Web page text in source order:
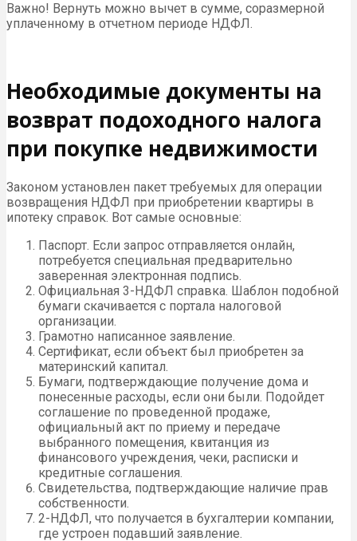
Важно! Вернуть можно вычет в сумме, соразмерной
уплаченному в отчетном периоде НДФЛ.
Необходимые документы на
возврат подоходного налога
при покупке недвижимости
Законом установлен пакет требуемых для операции
возвращения НДФЛ при приобретении квартиры в
ипотеку справок. Вот самые основные:
Паспорт. Если запрос отправляется онлайн,
потребуется специальная предварительно
заверенная электронная подпись.
Официальная 3-НДФЛ справка. Шаблон подобной
бумаги скачивается с портала налоговой
организации.
Грамотно написанное заявление.
Сертификат, если объект был приобретен за
материнский капитал.
Бумаги, подтверждающие получение дома и
понесенные расходы, если они были. Подойдет
соглашение по проведенной продаже,
официальный акт по приему и передаче
выбранного помещения, квитанция из
финансового учреждения, чеки, расписки и
кредитные соглашения.
Свидетельства, подтверждающие наличие прав
собственности.
2-НДФЛ, что получается в бухгалтерии компании,
где устроен подавший заявление.